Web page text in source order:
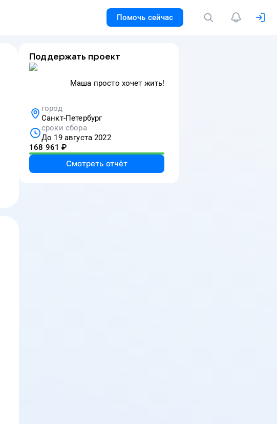
Помочь сейчас
Поддержать проект
Маша просто хочет жить!
город
Санкт-Петербург
сроки сбора
До 19 августа 2022
168 961 ₽
Смотреть отчёт